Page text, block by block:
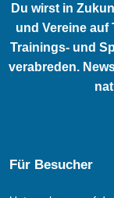
Du wirst in
und Vereine auf
Trainings- und
verabreden.
Für Besucher